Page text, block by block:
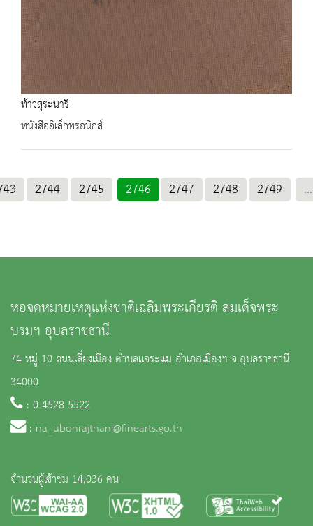
ท้าวสุระนารี
หนังสืออิเล็กทรอนิกส์
2744 2745 2746 2747 2748 2749 ...
หอจดหมายเหตุแห่งชาติเฉลิมพระเกียรติ สมเด็จพระ
บรมฯ อุบลราชธานี
74 หมู่ 10 ถนนเลี่ยงเมือง ตำบลแจระแม อำเภอเมืองฯ จ.อุบลราชธานี
34000
: 0-4528-5522
: na_ubonrajthani@finearts.go.th
จำนวนผู้เข้าชม 14,036 คน